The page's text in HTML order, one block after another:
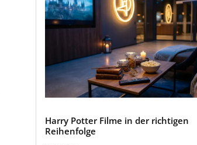
Harry Potter Filme in der richtigen
Reihenfolge